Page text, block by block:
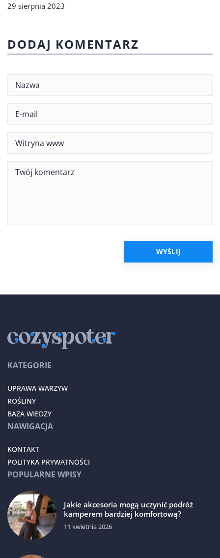
29 sierpnia 2023
DODAJ KOMENTARZ
KATEGORIE
UPRAWA WARZYW
ROŚLINY
BAZA WIEDZY
NAWIGACJA
KONTAKT
POLITYKA PRYWATNOŚCI
POPULARNE WPISY
Jakie akcesoria mogą uczynić podróż
kamperem bardziej komfortową?
11 kwietnia 2026